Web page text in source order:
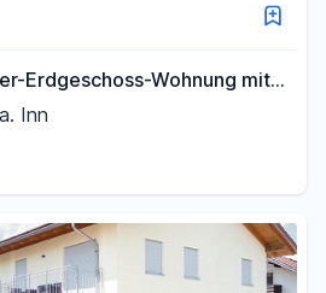
Erdgeschoss-Wohnung mit
Inn